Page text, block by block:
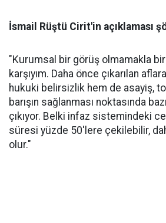
İsmail Rüştü Cirit'in açıklaması
"Kurumsal bir görüş olmamakla
karşıyım. Daha önce çıkarılan
hukuki belirsizlik hem de asayiş,
barışın sağlanması noktasında
çıkıyor. Belki infaz sistemindeki
süresi yüzde 50'lere çekilebilir,
olur."